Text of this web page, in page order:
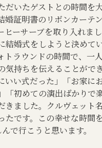
いたゲストとの時間を
婚証明書のリボンカーテ
ヒーサーブを取り入れま
結婚式をしようと決めて
トラウンドの時間で、一
持ちを伝えることがで
いい式だった」「お家に
「初めての演出ばかりで
きました。クルヴェット
たです。この幸せな時間
で行こうと思います。